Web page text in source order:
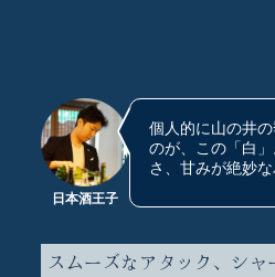
日本酒王子
個人的に山の井
のが、この「白
さ、甘みが絶妙な
スムーズなアタック、シ